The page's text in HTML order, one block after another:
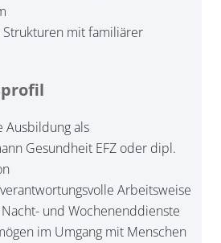
mit familiärer
Ausbildung als
Gesundheit EFZ oder dipl.
Arbeitsweise
und Wochenenddienste
im Umgang mit Menschen